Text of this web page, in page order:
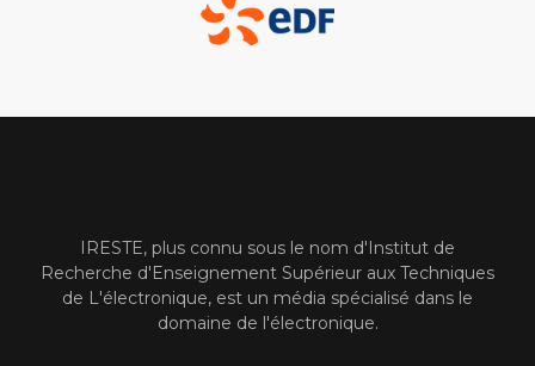
IRESTE, plus connu sous le nom d'Institut de
Recherche d'Enseignement Supérieur aux Techniques
de L'électronique, est un média spécialisé dans le
domaine de l'électronique.